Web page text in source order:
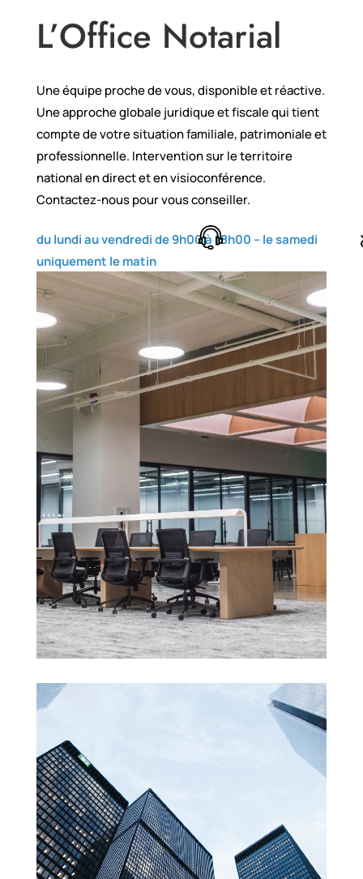
L’Office Notarial
Une équipe proche de vous, disponible et réactive.
Une approche globale juridique et fiscale qui tient
compte de votre situation familiale, patrimoniale et
professionnelle. Intervention sur le territoire
national en direct et en visioconférence.
Contactez-nous pour vous conseiller.
du lundi au vendredi de 9h00 à 18h00 – le samedi
uniquement le matin